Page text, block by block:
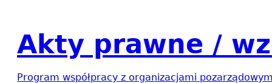
Akty prawne /
Program współpracy z organizacjami